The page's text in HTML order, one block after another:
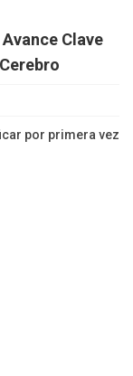
Clave
por primera vez